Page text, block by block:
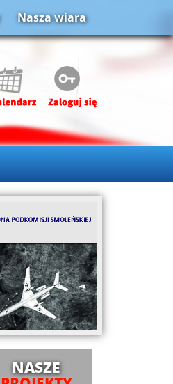
Nasza wiara
NASZE